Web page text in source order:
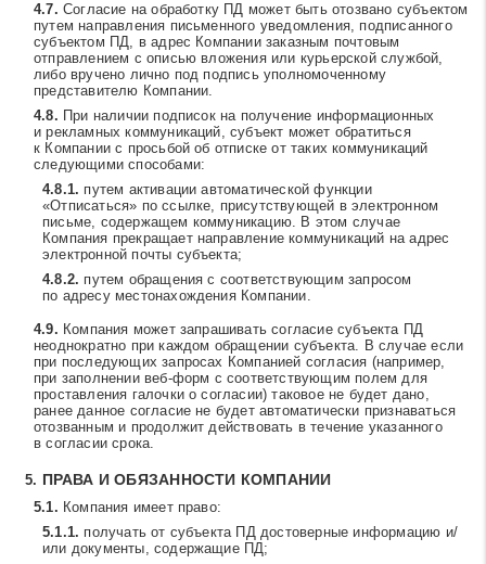
Согласие на обработку ПД может быть отозвано субъектом
путем направления письменного уведомления, подписанного
субъектом ПД, в адрес Компании заказным почтовым
отправлением с описью вложения или курьерской службой,
либо вручено лично под подпись уполномоченному
представителю Компании.
При наличии подписок на получение информационных
и рекламных коммуникаций, субъект может обратиться
к Компании с просьбой об отписке от таких коммуникаций
следующими способами:
путем активации автоматической функции
«Отписаться» по ссылке, присутствующей в электронном
письме, содержащем коммуникацию. В этом случае
Компания прекращает направление коммуникаций на адрес
электронной почты субъекта;
путем обращения с соответствующим запросом
по адресу местонахождения Компании.
Компания может запрашивать согласие субъекта ПД
неоднократно при каждом обращении субъекта. В случае если
при последующих запросах Компанией согласия (например,
при заполнении веб-форм с соответствующим полем для
проставления галочки о согласии) таковое не будет дано,
ранее данное согласие не будет автоматически признаваться
отозванным и продолжит действовать в течение указанного
в согласии срока.
ПРАВА И ОБЯЗАННОСТИ КОМПАНИИ
Компания имеет право:
получать от субъекта ПД достоверные информацию и/
или документы, содержащие ПД;